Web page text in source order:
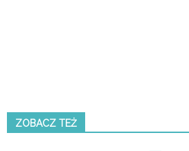
ZOBACZ TEŻ